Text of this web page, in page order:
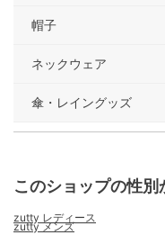
帽子
ネックウェア
傘・レイングッズ
このショップの性別
zutty レディース
zutty メンズ